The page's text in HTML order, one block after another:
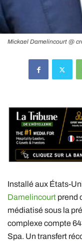
Mickael Damelincourt @
Installé aux États-
Damelincourt prend
médiatisé sous la
complexe compte
Spa. Un transfert